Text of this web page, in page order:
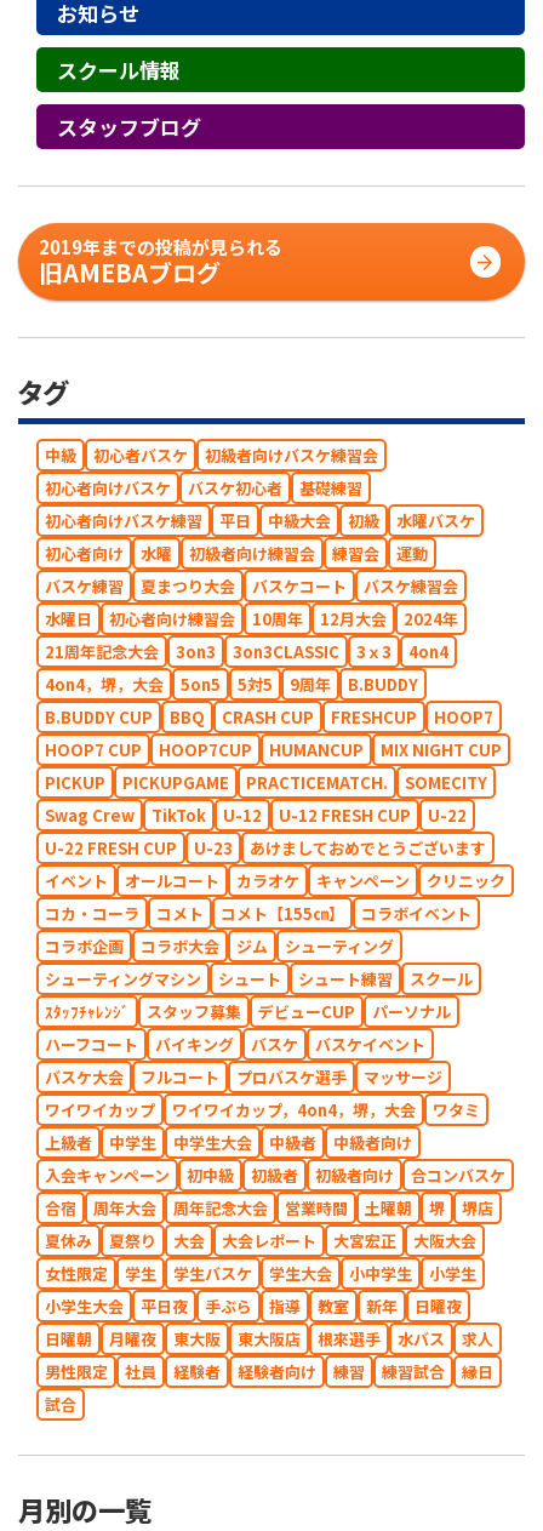
お知らせ
スクール情報
スタッフブログ
2019年までの投稿が見られる
旧AMEBAブログ
タグ
中級 初心者バスケ
初級者向けバスケ練習会
初心者向けバスケ
バスケ初心者
基礎練習
初心者向けバスケ練習
平日 中級大会 初級
水曜バスケ
初心者向け
水曜 初級者向け練習会 練習会
運動
バスケ練習
夏まつり大会 バスケコート
バスケ練習会
水曜日
初心者向け練習会 10周年 12月大会
2024年
21周年記念大会
3on3 3on3CLASSIC 3ｘ3
4on4
4on4，堺，大会
5on5 5対5 9周年
B.BUDDY
B.BUDDY CUP
BBQ CRASH CUP FRESHCUP
HOOP7
HOOP7 CUP
HOOP7CUP HUMANCUP
MIX NIGHT CUP
PICKUP
PICKUPGAME PRACTICEMATCH.
SOMECITY
Swag Crew
TikTok U-12 U-12 FRESH CUP
U-22
U-22 FRESH CUP
U-23
あけましておめでとうございます
イベント
オールコート カラオケ キャンペーン
クリニック
コカ・コーラ
コメト コメト【155㎝】
コラボイベント
コラボ企画
コラボ大会 ジム
シューティング
シューティングマシン
シュート シュート練習
スクール
ｽﾀｯﾌﾁｬﾚﾝｼﾞ
スタッフ募集 デビューCUP
パーソナル
ハーフコート
バイキング バスケ
バスケイベント
バスケ大会
フルコート プロバスケ選手
マッサージ
ワイワイカップ
ワイワイカップ，4on4，堺，大会
ワタミ
上級者
中学生 中学生大会 中級者
中級者向け
入会キャンペーン
初中級 初級者 初級者向け
合コンバスケ
合宿
周年大会 周年記念大会 営業時間 土曜朝 堺
堺店
夏休み
夏祭り 大会 大会レポート 大宮宏正
大阪大会
女性限定
学生 学生バスケ 学生大会 小中学生
小学生
小学生大会
平日夜 手ぶら 指導 教室 新年
日曜夜
日曜朝
月曜夜 東大阪 東大阪店 根來選手 水バス
求人
男性限定
社員 経験者 経験者向け 練習 練習試合
縁日
試合
月別の一覧